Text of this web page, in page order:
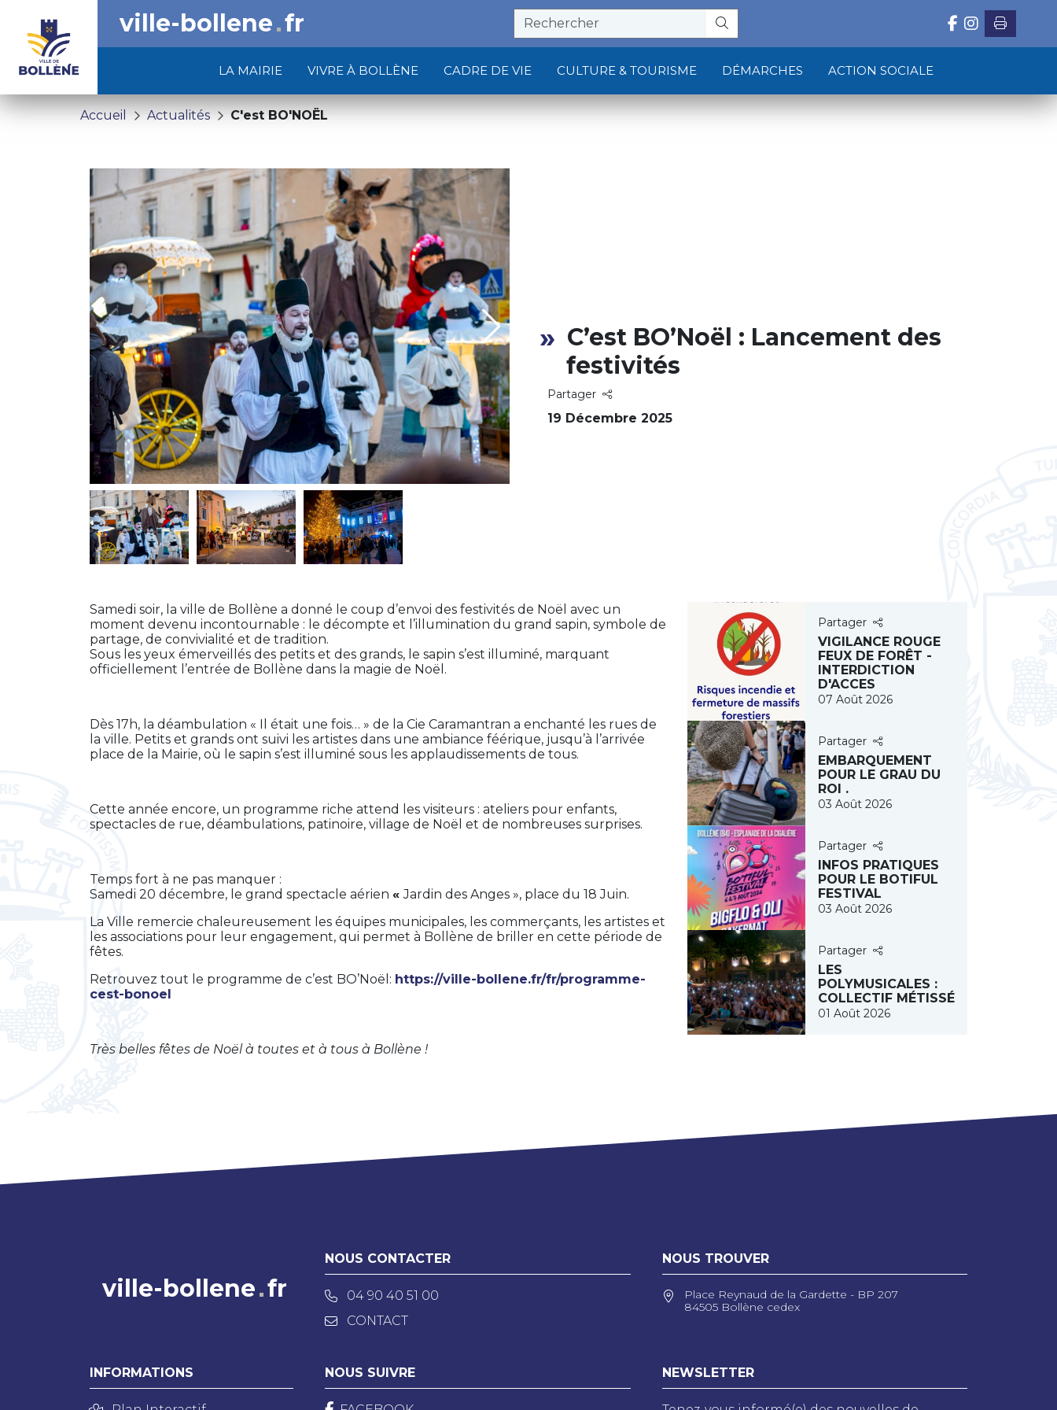
LA MAIRIE VIVRE À BOLLÈNE CADRE DE VIE CULTURE & TOURISME DÉMARCHES ACTION SOCIALE
ville-bollene fr
Accueil Actualités C'est BO'NOËL
C’est BO’Noël : Lancement des
festivités
Partager
19 Décembre 2025
Samedi soir, la ville de Bollène a donné le coup d’envoi des festivités de Noël avec un
moment devenu incontournable : le décompte et l’illumination du grand sapin, symbole de
partage, de convivialité et de tradition.
Sous les yeux émerveillés des petits et des grands, le sapin s’est illuminé, marquant
officiellement l’entrée de Bollène dans la magie de Noël.
Dès 17h, la déambulation « Il était une fois… » de la Cie Caramantran a enchanté les rues de
la ville. Petits et grands ont suivi les artistes dans une ambiance féérique, jusqu’à l’arrivée
place de la Mairie, où le sapin s’est illuminé sous les applaudissements de tous.
Cette année encore, un programme riche attend les visiteurs : ateliers pour enfants,
spectacles de rue, déambulations, patinoire, village de Noël et de nombreuses surprises.
Temps fort à ne pas manquer :
Samedi 20 décembre, le grand spectacle aérien «Jardin des Anges », place du 18 Juin.
La Ville remercie chaleureusement les équipes municipales, les commerçants, les artistes et
les associations pour leur engagement, qui permet à Bollène de briller en cette période de
fêtes.
Retrouvez tout le programme de c’est BO’Noël: https://ville-bollene.fr/fr/programme-
cest-bonoel
Très belles fêtes de Noël à toutes et à tous à Bollène !
Partager
VIGILANCE ROUGE
FEUX DE FORÊT -
INTERDICTION
D'ACCES
07 Août 2026
Partager
EMBARQUEMENT
POUR LE GRAU DU
ROI .
03 Août 2026
Partager
INFOS PRATIQUES
POUR LE BOTIFUL
FESTIVAL
03 Août 2026
Partager
LES
POLYMUSICALES :
COLLECTIF MÉTISSÉ
01 Août 2026
ville-bollene fr
NOUS CONTACTER
04 90 40 51 00
CONTACT
NOUS TROUVER
Place Reynaud de la Gardette - BP 207
84505 Bollène cedex
INFORMATIONS NOUS SUIVRE NEWSLETTER